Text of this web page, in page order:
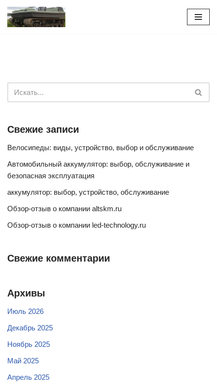
Перейти
Свежие записи
Велосипеды: виды, устройство, выбор и обслуживание
Автомобильный аккумулятор: выбор, обслуживание и
безопасная эксплуатация
аккумулятор: выбор, устройство, обслуживание
Обзор-отзыв о компании altskm.ru
Обзор-отзыв о компании led-technology.ru
Свежие комментарии
Архивы
Июль 2026
Декабрь 2025
Ноябрь 2025
Май 2025
Апрель 2025